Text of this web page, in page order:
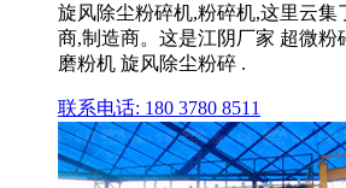
旋风除尘粉碎机,粉碎机,这里云集
商,制造商。这是江阴厂家 超微粉
磨粉机 旋风除尘粉碎 .
联系电话: 180 3780 8511